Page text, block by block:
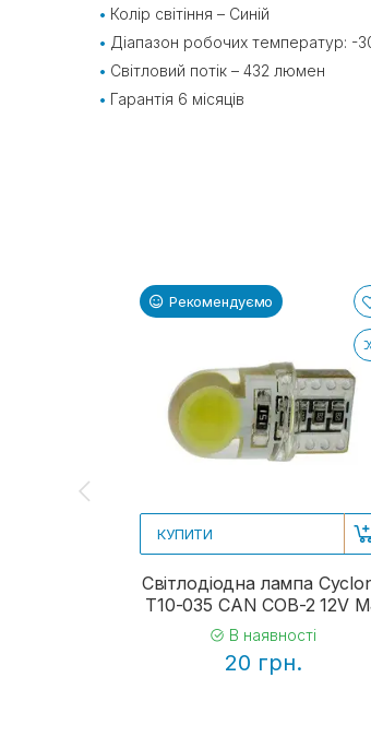
Колір світіння – Синій
Діапазон робочих температур: -
Світловий потік – 432 люмен
Гарантія 6 місяців
Рекомендуємо
КУПИТИ
Світлодіодна лампа
T10-035 CAN COB-2 12V
В наявності
20 грн.